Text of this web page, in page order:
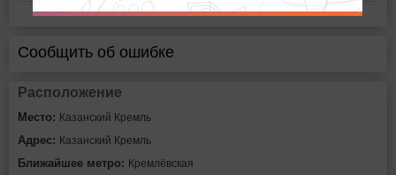
Сообщить об ошибке
Расположение
Место: Казанский Кремль
Адрес: Казанский Кремль
Ближайшее метро: Кремлёвская